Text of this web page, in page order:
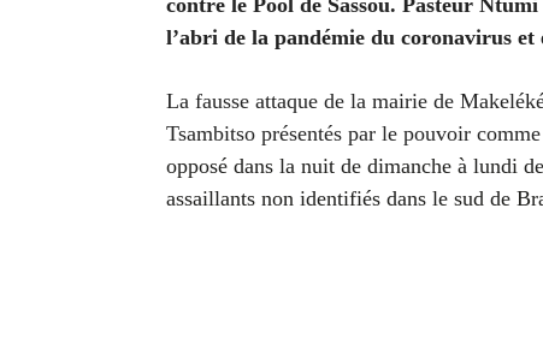
contre le Pool de Sassou. Pasteur
l’abri de la pandémie du coronavirus et
La fausse attaque de la mairie de
Tsambitso présentés par le pouvoir
opposé dans la nuit de dimanche à lundi
assaillants non identifiés dans le sud de